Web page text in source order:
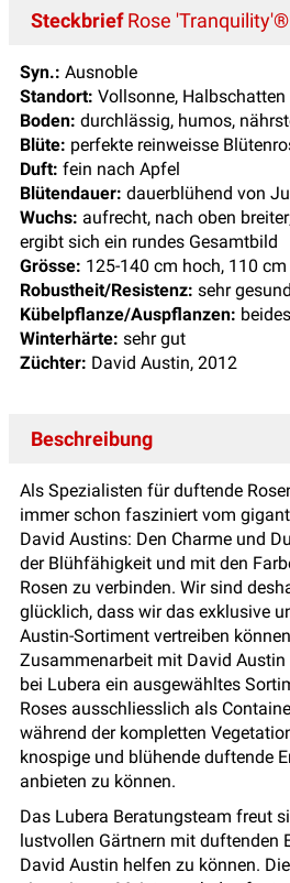
SteckbriefRose 'Tranquility'®
Syn.: Ausnoble
Standort: Vollsonne, Halbschatten
Boden: durchlässig, humos,
Blüte: perfekte reinweisse
Duft: fein nach Apfel
Blütendauer: dauerblühend von
Wuchs: aufrecht, nach oben
ergibt sich ein rundes Gesamtbild
Grösse: 125-140 cm hoch, 110
Robustheit/Resistenz: sehr gesund
Kübelpflanze/Auspflanzen:
Winterhärte: sehr gut
Züchter: David Austin, 2012
Beschreibung
Als Spezialisten für duftende
immer schon fasziniert vom
David Austins: Den Charme und
der Blühfähigkeit und mit den
Rosen zu verbinden. Wir sind
glücklich, dass wir das exklusive
Austin-Sortiment vertreiben
Zusammenarbeit mit David Austin
bei Lubera ein ausgewähltes
Roses ausschliesslich als
während der kompletten
knospige und blühende duftende
anbieten zu können.
Das Lubera Beratungsteam freut
lustvollen Gärtnern mit duftenden
David Austin helfen zu können.